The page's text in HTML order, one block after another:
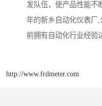
发队伍，使产品性能不
年的新乡自动化仪表厂
前拥有自动化行业经验
http://www.frdmeter.com